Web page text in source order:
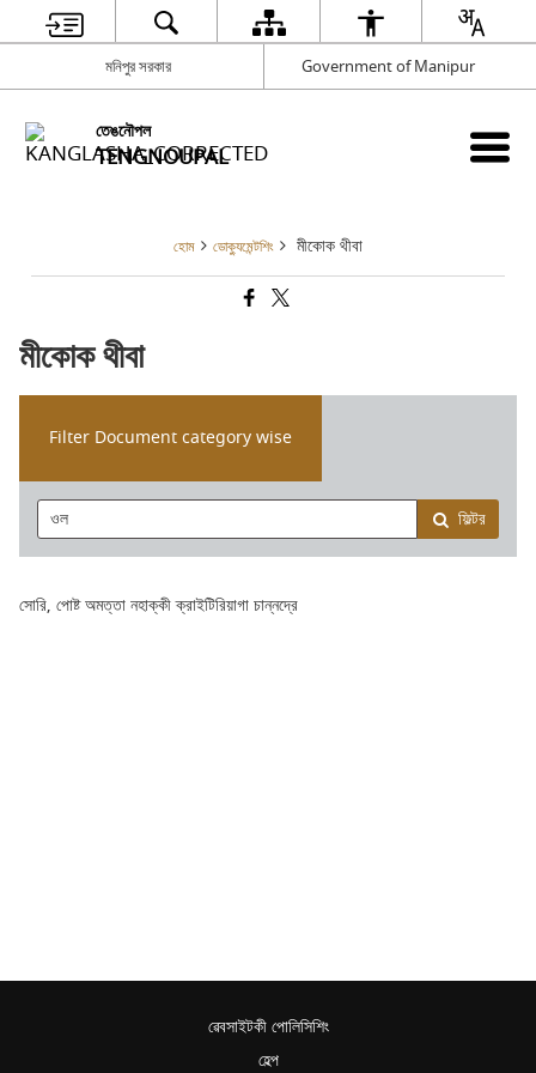
মনিপুর সরকার Government of Manipur
তেঙনৌপল
TENGNOUPAL
হোম ডোক্যুমেন্টশিং মীকোক থীবা
মীকোক থীবা
Filter Document category wise
ফিল্টর
সোরি, পোষ্ট অমত্তা নহাক্কী ক্রাইটিরিয়াগা চান্নদ্রে
ৱেবসাইটকী পোলিসিশিং
হেল্প